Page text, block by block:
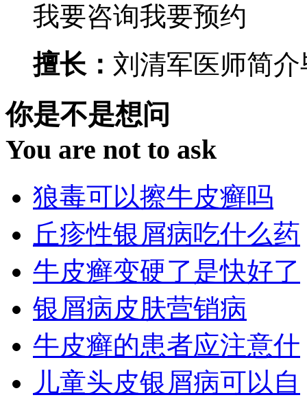
我要咨询我要预约
擅长： 刘清军医师简
你是不是想问
You are not to ask
狼毒可以擦牛皮癣吗
丘疹性银屑病吃什么药
牛皮癣变硬了是快好了
银屑病皮肤营销病
牛皮癣的患者应注意什
儿童头皮银屑病可以自